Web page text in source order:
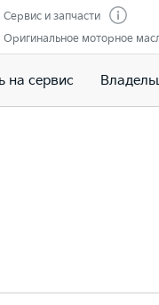
Сервис и запчасти
Оригинальное моторное
на сервис